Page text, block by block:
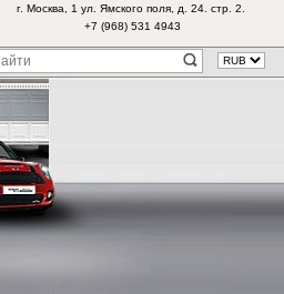
г. Москва, 1 ул. Ямского поля, д. 24. стр. 2.
+7 (968) 531 4943